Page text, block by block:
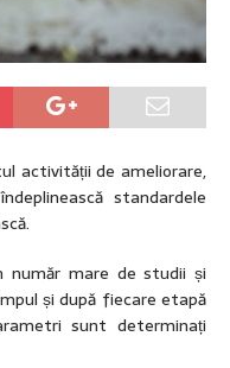
activității de ameliorare,
standardele
număr mare de studii și
și după fiecare etapă
sunt determinați